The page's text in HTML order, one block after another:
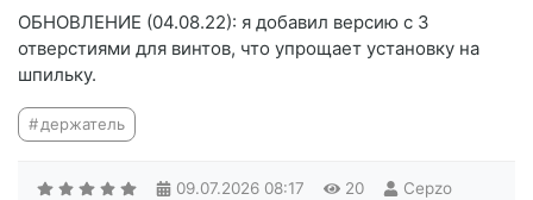
ОБНОВЛЕНИЕ (04.08.22): я добавил версию с 3
отверстиями для винтов, что упрощает установку на
шпильку.
держатель
09.07.2026 08:17 20 Cepzo